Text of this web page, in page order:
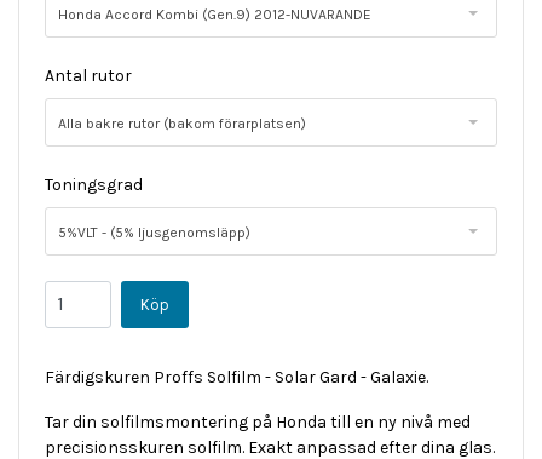
Honda Accord Kombi (Gen.9) 2012-NUVARANDE
Antal rutor
Alla bakre rutor (bakom förarplatsen)
Toningsgrad
5%VLT - (5% ljusgenomsläpp)
Färdigskuren Proffs Solfilm - Solar Gard - Galaxie.
Tar din solfilmsmontering på Honda till en ny nivå med
precisionsskuren solfilm. Exakt anpassad efter dina glas.